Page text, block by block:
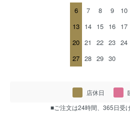
6
7 8 9 10
13 14 15 16 17
20 21 22 23 24
27 28 29 30
店休日
■ご注文は24時間、365日受